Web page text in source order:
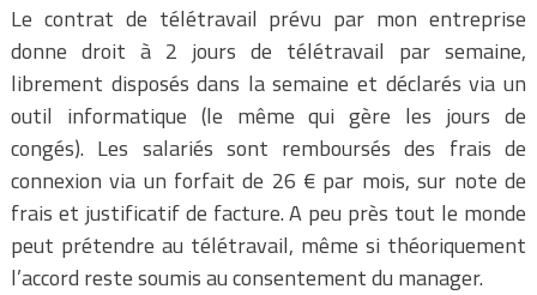
Le contrat de télétravail prévu par mon entreprise
donne droit à 2 jours de télétravail par semaine,
librement disposés dans la semaine et déclarés via un
outil informatique (le même qui gère les jours de
congés). Les salariés sont remboursés des frais de
connexion via un forfait de 26 € par mois, sur note de
frais et justificatif de facture. A peu près tout le monde
peut prétendre au télétravail, même si théoriquement
l’accord reste soumis au consentement du manager.